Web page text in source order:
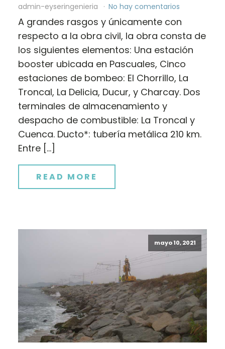
admin-eyseringenieria No hay comentarios
A grandes rasgos y únicamente con
respecto a la obra civil, la obra consta de
los siguientes elementos: Una estación
booster ubicada en Pascuales, Cinco
estaciones de bombeo: El Chorrillo, La
Troncal, La Delicia, Ducur, y Charcay. Dos
terminales de almacenamiento y
despacho de combustible: La Troncal y
Cuenca. Ducto*: tubería metálica 210 km.
Entre […]
READ MORE
mayo 10, 2021